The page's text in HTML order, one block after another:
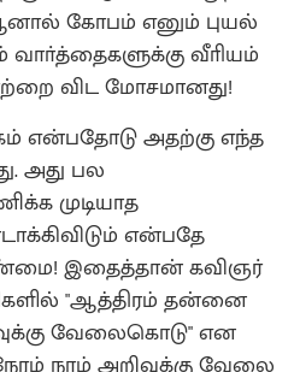
கோபம் எனும் புயல்
வீாியம்
விட மோசமானது!
என்பதோடு அதற்கு எந்த
அது பல
முடியாத
என்பதே
இதைத்தான் கவிஞர்
"ஆத்திரம் தன்னை
வேலைகொடு" என